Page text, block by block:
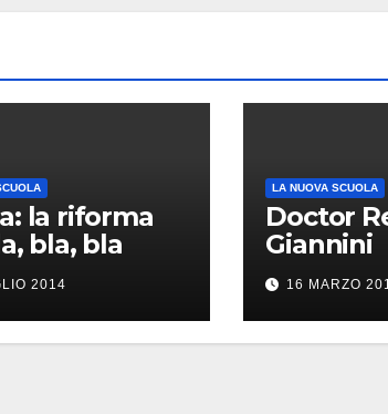
la riforma
bla, bla
2014
LA NUOVA SCUOLA
Doctor
Giannini
16 MARZO